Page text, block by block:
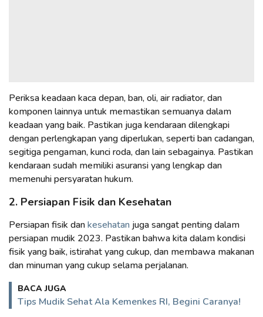
Periksa keadaan kaca depan, ban, oli, air radiator, dan
komponen lainnya untuk memastikan semuanya dalam
keadaan yang baik. Pastikan juga kendaraan dilengkapi
dengan perlengkapan yang diperlukan, seperti ban cadangan,
segitiga pengaman, kunci roda, dan lain sebagainya. Pastikan
kendaraan sudah memiliki asuransi yang lengkap dan
memenuhi persyaratan hukum.
2. Persiapan Fisik dan Kesehatan
Persiapan fisik dankesehatan juga sangat penting dalam
persiapan mudik 2023. Pastikan bahwa kita dalam kondisi
fisik yang baik, istirahat yang cukup, dan membawa makanan
dan minuman yang cukup selama perjalanan.
BACA JUGA
Tips Mudik Sehat Ala Kemenkes RI, Begini Caranya!